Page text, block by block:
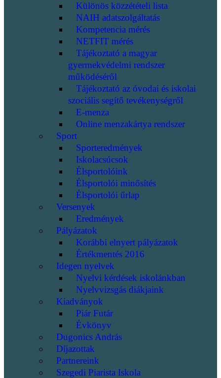
Különös közzétételi lista
NAIH adatszolgáltatás
Kompetencia mérés
NETFIT mérés
Tájékoztató a magyar
gyermekvédelmi rendszer
működéséről
Tájékoztató az óvodai és iskolai
szociális segítő tevékenységről
E-menza
Online menzakártya rendszer
Sport
Sporteredmények
Iskolacsúcsok
Élsportolóink
Élsportolói minősítés
Élsportolói űrlap
Versenyek
Eredmények
Pályázatok
Korábbi elnyert pályázatok
Értékmentés 2016
Idegen nyelvek
Nyelvi kérdések iskolánkban
Nyelvvizsgás diákjaink
Kiadványok
Piár Futár
Évkönyv
Dugonics András
Díjazottak
Partnereink
Szegedi Piarista Iskola